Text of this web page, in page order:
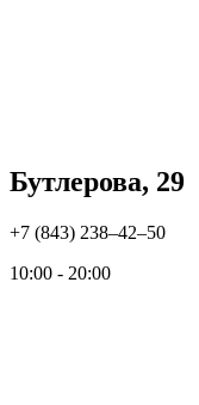
Бутлерова, 29
+7 (843) 238‒42‒50
10:00 - 20:00